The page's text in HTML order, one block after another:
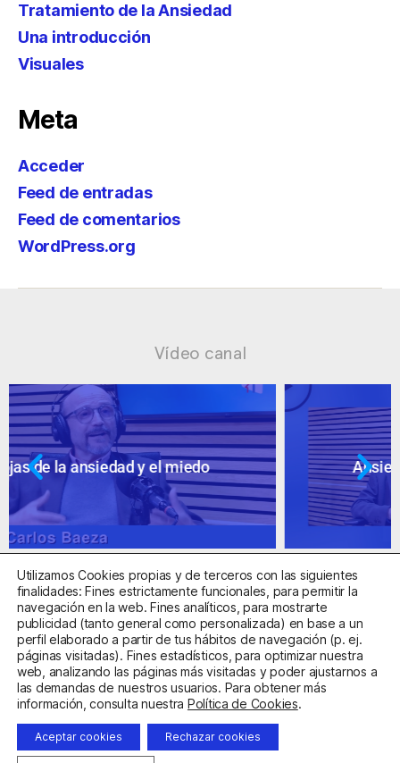
Tratamiento de la Ansiedad
Una introducción
Visuales
Meta
Acceder
Feed de entradas
Feed de comentarios
WordPress.org
Vídeo canal
Ansiedad: supuestos cuestionables
Centro Sanitario Autorizado con el código E08737002
Aviso LegalPolítica de PrivacidadPolítica de Cookies
Clínica de la Ansiedad. Teléfonos:932263020
Utilizamos Cookies propias y de terceros con las siguientes
finalidades: Fines estrictamente funcionales, para permitir la
navegación en la web. Fines analíticos, para mostrarte
publicidad (tanto general como personalizada) en base a un
perfil elaborado a partir de tus hábitos de navegación (p. ej.
páginas visitadas). Fines estadísticos, para optimizar nuestra
web, analizando las páginas más visitadas y poder ajustarnos a
las demandas de nuestros usuarios. Para obtener más
información, consulta nuestra Política de Cookies.
Aceptar cookies Rechazar cookies